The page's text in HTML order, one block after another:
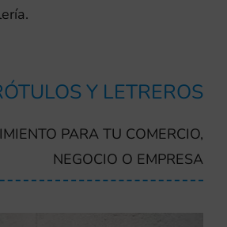
Y LETREROS
PARA TU COMERCIO,
NEGOCIO O EMPRESA